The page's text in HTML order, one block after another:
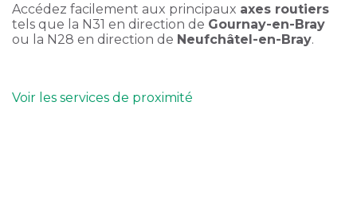
Accédez facilement aux principaux axes routiers
tels que la N31 en direction de Gournay-en-Bray
ou la N28 en direction de Neufchâtel-en-Bray.
Voir les services de proximité